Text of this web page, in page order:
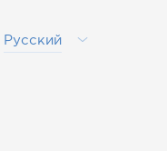
Русский